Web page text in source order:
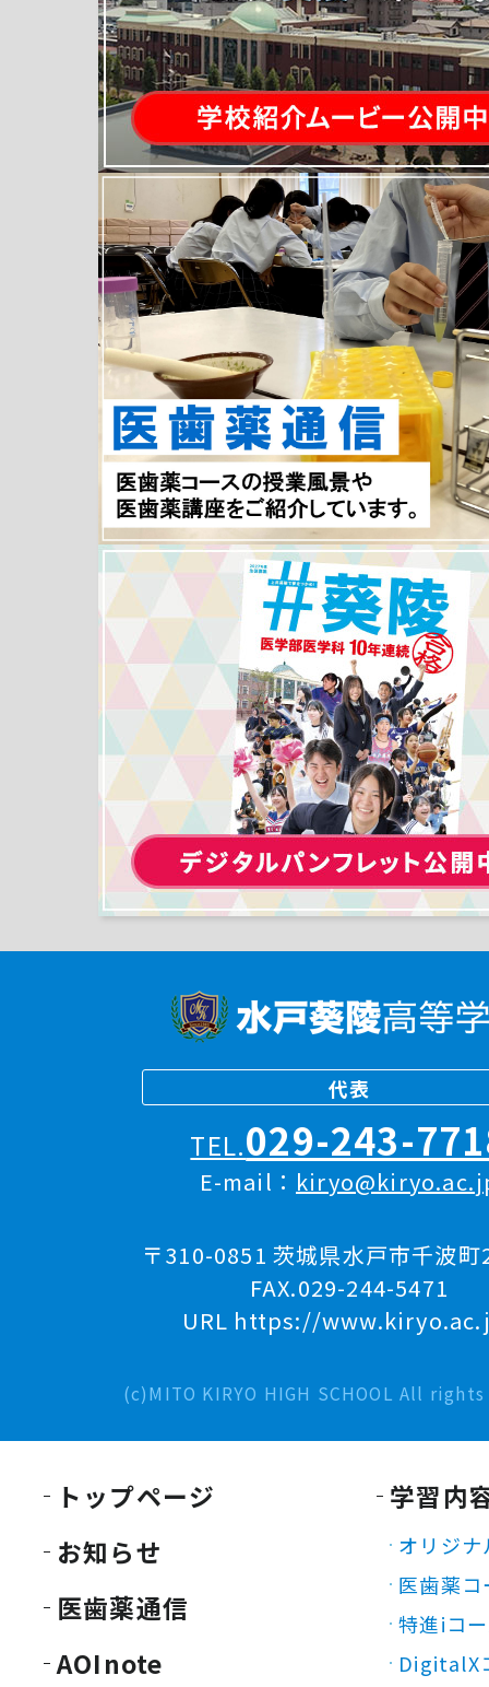
代表
TEL.029-243-
E-mail：
〒310-0851 茨城県水戸市千波
FAX.029-244-5471
URL https://
(c)MITO KIRYO HIGH SCHOOL All
トップページ
お知らせ
医歯薬通信
AOInote
学習内
オリジ
医歯薬コ
特進iコ
DigitalX